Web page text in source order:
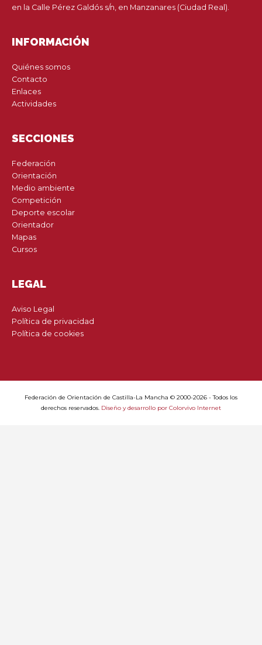
en la Calle Pérez Galdós s/n, en Manzanares (Ciudad Real).
INFORMACIÓN
Quiénes somos
Contacto
Enlaces
Actividades
SECCIONES
Federación
Orientación
Medio ambiente
Competición
Deporte escolar
Orientador
Mapas
Cursos
LEGAL
Aviso Legal
Política de privacidad
Política de cookies
Federación de Orientación de Castilla-La Mancha © 2000-2026 - Todos los
derechos reservados. Diseño y desarrollo por Colorvivo Internet